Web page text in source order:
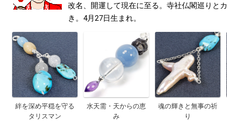
改名、開運して現在に至る。寺社仏閣巡りと
き。4月27日生まれ。
絆を深め平穏を守る
タリスマン
水天需・天からの恵
み
魂の輝きと無事の祈
り